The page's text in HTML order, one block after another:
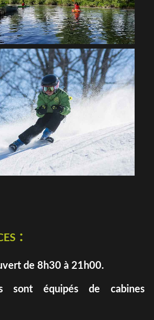
:
de 8h30 à 21h00.
sont équipés de cabines